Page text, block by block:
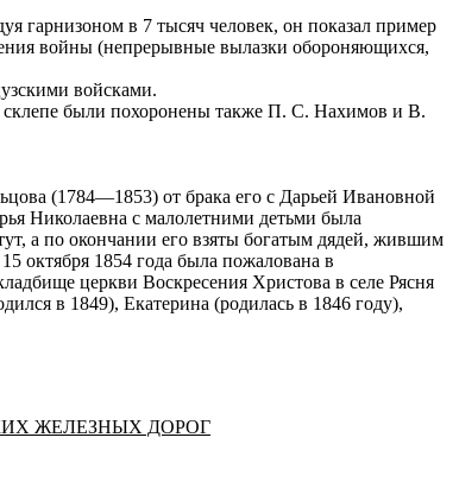
гарнизоном в 7 тысяч человек, он показал пример
войны (непрерывные вылазки обороняющихся,
войсками.
склепе были похоронены также П. С. Нахимов и В.
(1784—1853) от брака его с Дарьей Ивановной
Николаевна с малолетними детьми была
а по окончании его взяты богатым дядей, жившим
октября 1854 года была пожалована в
церкви Воскресения Христова в селе Рясня
в 1849), Екатерина (родилась в 1846 году),
ЖЕЛЕЗНЫХ ДОРОГ